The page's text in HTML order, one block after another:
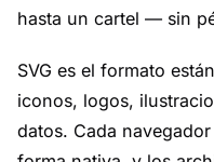
hasta un cartel — sin
SVG es el formato
iconos, logos,
datos. Cada